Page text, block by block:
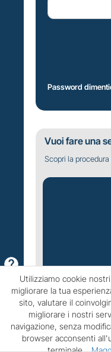
Password
Vuoi fare una
Scopri la
CREA UNA
Utilizziamo cookie
migliorare la tua
sito, valutare il
migliorare i nostri
navigazione, senza
browser acconsenti
terminale.